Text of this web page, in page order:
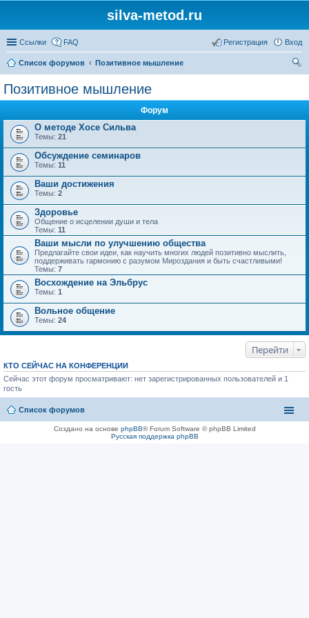
silva-metod.ru
Ссылки FAQ Вход
Регистрация
Список форумов
Позитивное мышление
Позитивное мышление
Форум
О методе Хосе Сильва
Темы: 21
Обсуждение семинаров
Темы: 11
Ваши достижения
Темы: 2
Здоровье
Общение о исцелении души и тела
Темы: 11
Ваши мысли по улучшению общества
Предлагайте свои идеи, как научить многих людей позитивно мыслить,
поддерживать гармонию с разумом Мироздания и быть счастливыми!
Темы: 7
Восхождение на Эльбрус
Темы: 1
Вольное общение
Темы: 24
Перейти
КТО СЕЙЧАС НА КОНФЕРЕНЦИИ
Сейчас этот форум просматривают: нет зарегистрированных пользователей и 1
гость
Список форумов
Создано на основе phpBB® Forum Software © phpBB Limited
Русская поддержка phpBB